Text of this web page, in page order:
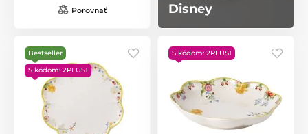
Porovnať
Disney
Bestseller
S kódom: 2PLUS1
S kódom: 2PLUS1